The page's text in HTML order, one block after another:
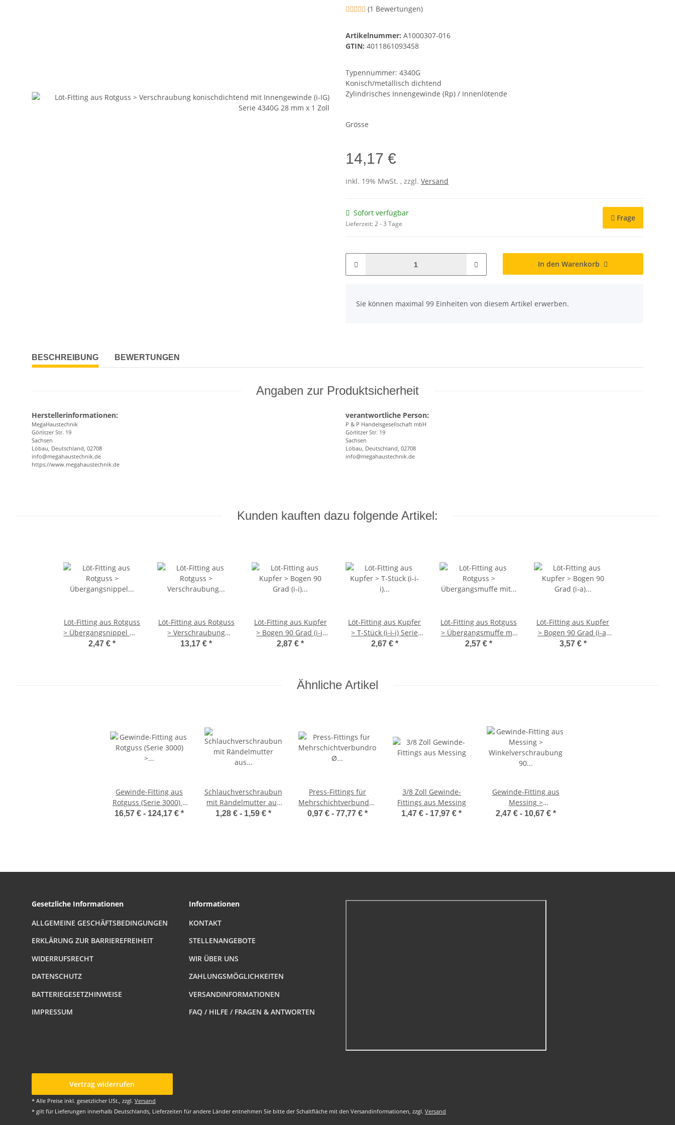
(1 Bewertungen)
Artikelnummer: A1000307-016
GTIN: 4011861093458
Typennummer: 4340G
Konisch/metallisch dichtend
Zylindrisches Innengewinde (Rp) / Innenlötende
Grösse
14,17 €
inkl. 19% MwSt. , zzgl. Versand
Sofort verfügbar
Lieferzeit:2 - 3 Tage
Frage
In den Warenkorb
Sie können maximal 99 Einheiten von diesem Artikel erwerben.
BESCHREIBUNG BEWERTUNGEN
Angaben zur Produktsicherheit
Herstellerinformationen:
MegaHaustechnik
Görlitzer Str. 19
Sachsen
Löbau, Deutschland, 02708
info@megahaustechnik.de
https://www.megahaustechnik.de
verantwortliche Person:
P & P Handelsgesellschaft mbH
Görlitzer Str. 19
Sachsen
Löbau, Deutschland, 02708
info@megahaustechnik.de
Kunden kauften dazu folgende Artikel:
Löt-Fitting aus Rotguss
> Übergangsnippel mit
Außengewinde (i-AG)
2,47 €*
Löt-Fitting aus Rotguss
> Verschraubung
konischdichtend mit
13,17 €*
Löt-Fitting aus Kupfer
> Bogen 90 Grad (i-i)
Serie 5002A 28 mm
2,87 €*
Löt-Fitting aus Kupfer
> T-Stück (i-i-i) Serie
5130 28 mm
2,67 € *
Löt-Fitting aus Rotguss
> Übergangsmuffe mit
Innengewinde (i-IG)
2,57 €*
Löt-Fitting aus Kupfer
> Bogen 90 Grad (i-a)
Serie 5001A 28 mm
3,57 € *
Ähnliche Artikel
Gewinde-Fitting aus
Rotguss (Serie 3000) >
Verschraubung flach
16,57 € - 124,17 €*
Schlauchverschraubung
mit Rändelmutter aus
Messing(verchromt)
1,28 € - 1,59 €*
Press-Fittings für
Mehrschichtverbundrohr
Ø 16,0 x 2,0 mm
0,97 € - 77,77 € *
3/8 Zoll Gewinde-
Fittings aus Messing
1,47 € - 17,97 €*
Gewinde-Fitting aus
Messing >
Winkelverschraubung
2,47 € - 10,67 € *
Gesetzliche Informationen
ALLGEMEINE GESCHÄFTSBEDINGUNGEN
ERKLÄRUNG ZUR BARRIEREFREIHEIT
WIDERRUFSRECHT
DATENSCHUTZ
BATTERIEGESETZHINWEISE
IMPRESSUM
Informationen
KONTAKT
STELLENANGEBOTE
WIR ÜBER UNS
ZAHLUNGSMÖGLICHKEITEN
VERSANDINFORMATIONEN
FAQ / HILFE / FRAGEN & ANTWORTEN
Vertrag widerrufen
* Alle Preise inkl. gesetzlicher USt., zzgl. Versand
* gilt für Lieferungen innerhalb Deutschlands, Lieferzeiten für andere Länder entnehmen Sie bitte der Schaltfläche mit den Versandinformationen, zzgl. Versand